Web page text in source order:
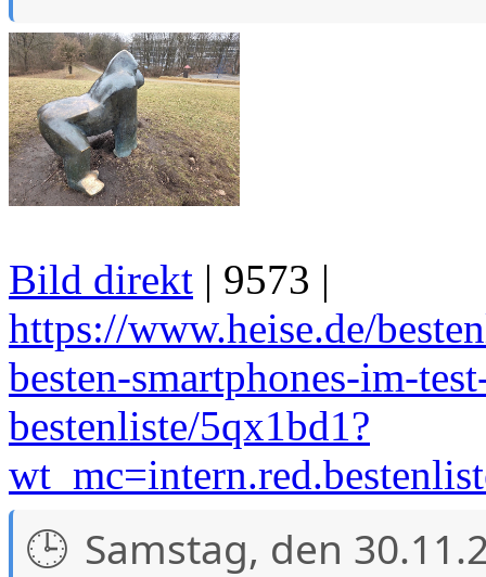
Bild direkt | 9573 |
https://www.heise.de/
besten-smartphones-im-
bestenliste/5qx1bd1?
Samstag, den